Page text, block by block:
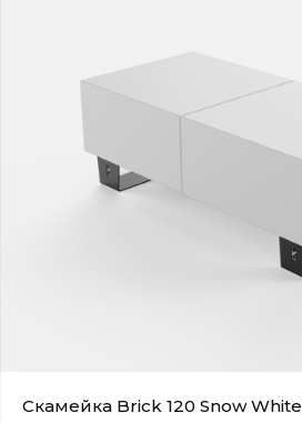
Скамейка Brick 120 Snow White